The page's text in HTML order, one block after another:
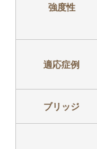
強度性
適応症例
ブリッジ